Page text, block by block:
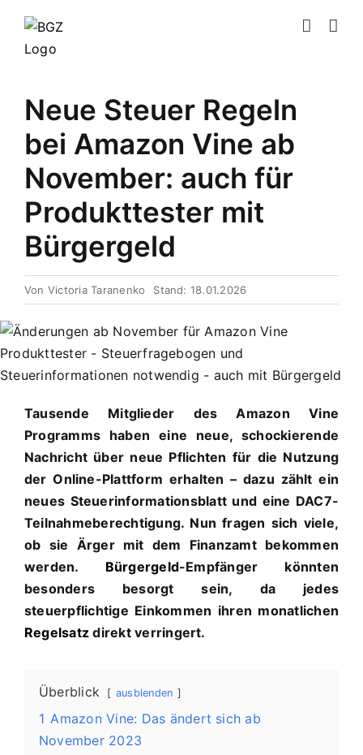
Inhalt
springen
Neue Steuer Regeln
bei Amazon Vine ab
November: auch für
Produkttester mit
Bürgergeld
Von Victoria Taranenko Stand: 18.01.2026
Tausende Mitglieder des Amazon Vine
Programms haben eine neue, schockierende
Nachricht über neue Pflichten für die Nutzung
der Online-Plattform erhalten – dazu zählt ein
neues Steuerinformationsblatt und eine DAC7-
Teilnahmeberechtigung. Nun fragen sich viele,
ob sie Ärger mit dem Finanzamt bekommen
werden. Bürgergeld-Empfänger könnten
besonders besorgt sein, da jedes
steuerpflichtige Einkommen ihren monatlichen
Regelsatz direkt verringert.
Überblick ausblenden
1 Amazon Vine: Das ändert sich ab
November 2023